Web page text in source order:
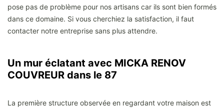
pose pas de problème pour nos artisans car ils sont bien formés
dans ce domaine. Si vous cherchiez la satisfaction, il faut
contacter notre entreprise sans plus attendre.
Un mur éclatant avec MICKA RENOV
COUVREUR dans le 87
La première structure observée en regardant votre maison est